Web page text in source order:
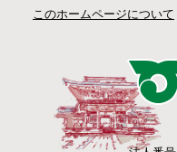
このホームページについて